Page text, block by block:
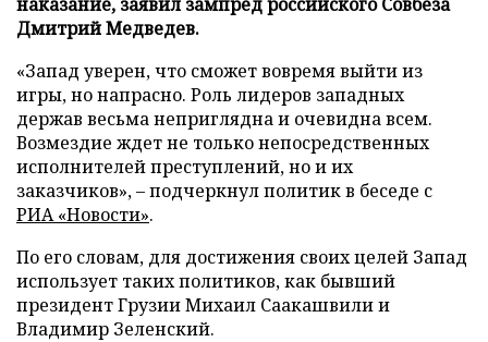
Дмитрий Медведев.
«Запад уверен, что сможет вовремя выйти из
игры, но напрасно. Роль лидеров западных
держав весьма неприглядна и очевидна всем.
Возмездие ждет не только непосредственных
исполнителей преступлений, но и их
заказчиков», – подчеркнул политик в беседе с
РИА «Новости».
По его словам, для достижения своих целей Запад
использует таких политиков, как бывший
президент Грузии Михаил Саакашвили и
Владимир Зеленский.